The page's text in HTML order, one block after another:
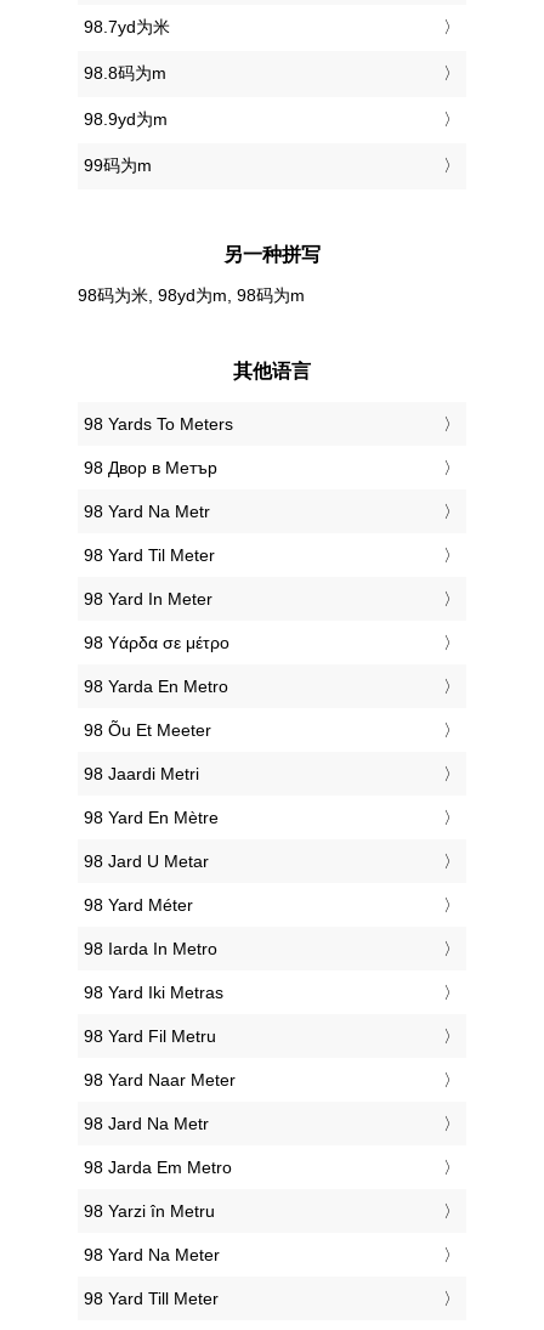
98.7yd为米
98.8码为m
98.9yd为m
99码为m
另一种拼写
98码为米, 98yd为m, 98码为m
其他语言
‎98 Yards To Meters
‎98 Двор в Метър
‎98 Yard Na Metr
‎98 Yard Til Meter
‎98 Yard In Meter
‎98 Υάρδα σε μέτρο
‎98 Yarda En Metro
‎98 Õu Et Meeter
‎98 Jaardi Metri
‎98 Yard En Mètre
‎98 Jard U Metar
‎98 Yard Méter
‎98 Iarda In Metro
‎98 Yard Iki Metras
‎98 Yard Fil Metru
‎98 Yard Naar Meter
‎98 Jard Na Metr
‎98 Jarda Em Metro
‎98 Yarzi în Metru
‎98 Yard Na Meter
‎98 Yard Till Meter